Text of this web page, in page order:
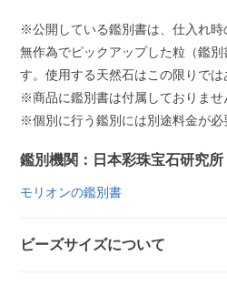
※公開している鑑別書は、仕入れ時
無作為でピックアップした粒（鑑
す。使用する天然石はこの限りでは
※商品に鑑別書は付属しておりませ
※個別に行う鑑別には別途料金が必
鑑別機関：日本彩珠宝石研究所
モリオンの鑑別書
ビーズサイズについて